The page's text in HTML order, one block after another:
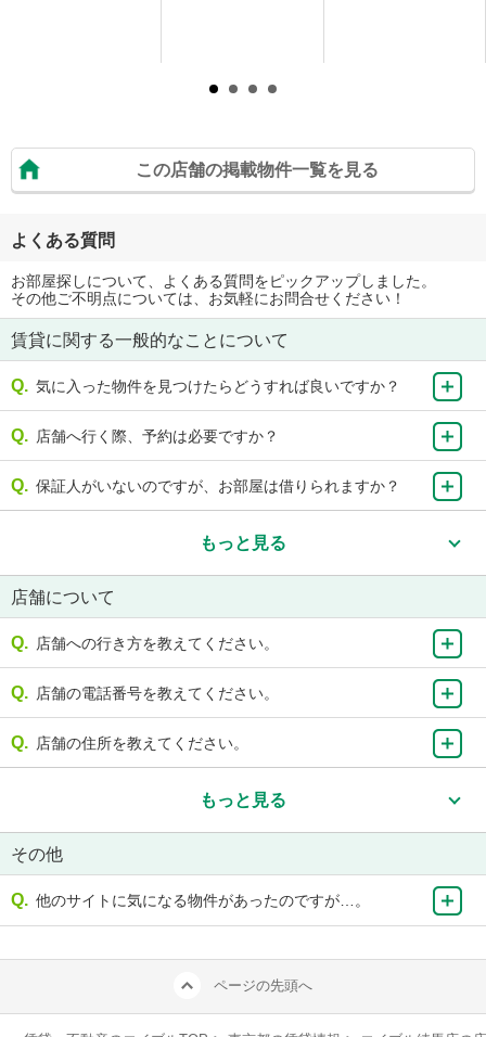
この店舗の掲載物件一覧を見る
よくある質問
お部屋探しについて、よくある質問をピックアップしました。
その他ご不明点については、お気軽にお問合せください！
賃貸に関する一般的なことについて
気に入った物件を見つけたらどうすれば良いですか？
店舗へ行く際、予約は必要ですか？
保証人がいないのですが、お部屋は借りられますか？
もっと見る
店舗について
店舗への行き方を教えてください。
店舗の電話番号を教えてください。
店舗の住所を教えてください。
もっと見る
その他
他のサイトに気になる物件があったのですが…。
ページの先頭へ